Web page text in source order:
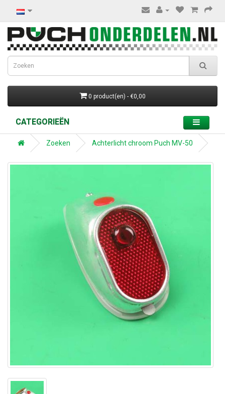
0 product(en) - €0,00
CATEGORIEËN
Zoeken Achterlicht chroom Puch MV-50